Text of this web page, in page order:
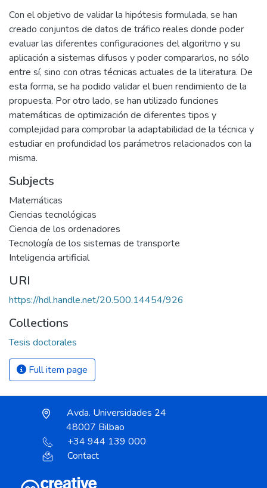
Con el objetivo de validar la hipótesis formulada, se han
creado conjuntos de datos de tráfico reales donde poder
evaluar las diferentes configuraciones del algoritmo y su
aplicación a sistemas difusos y poder compararlos, no sólo
entre sí, sino con otras técnicas actuales de la literatura. De
esta forma, se ha podido validar el buen rendimiento de la
propuesta. Por otro lado, se han utilizado funciones
matemáticas de optimización de diferentes tipos y
complejidad para comprobar la adaptabilidad de la técnica y
estudiar en profundidad los parámetros relacionados con la
misma.
Subjects
Matemáticas
Ciencias tecnológicas
Ciencia de los ordenadores
Tecnología de los sistemas de transporte
Inteligencia artificial
URI
https://hdl.handle.net/20.500.14454/926
Collections
Tesis doctorales
Full item page
Avda. Universidades 24
48007 Bilbao
+34 944 139 000
Contact